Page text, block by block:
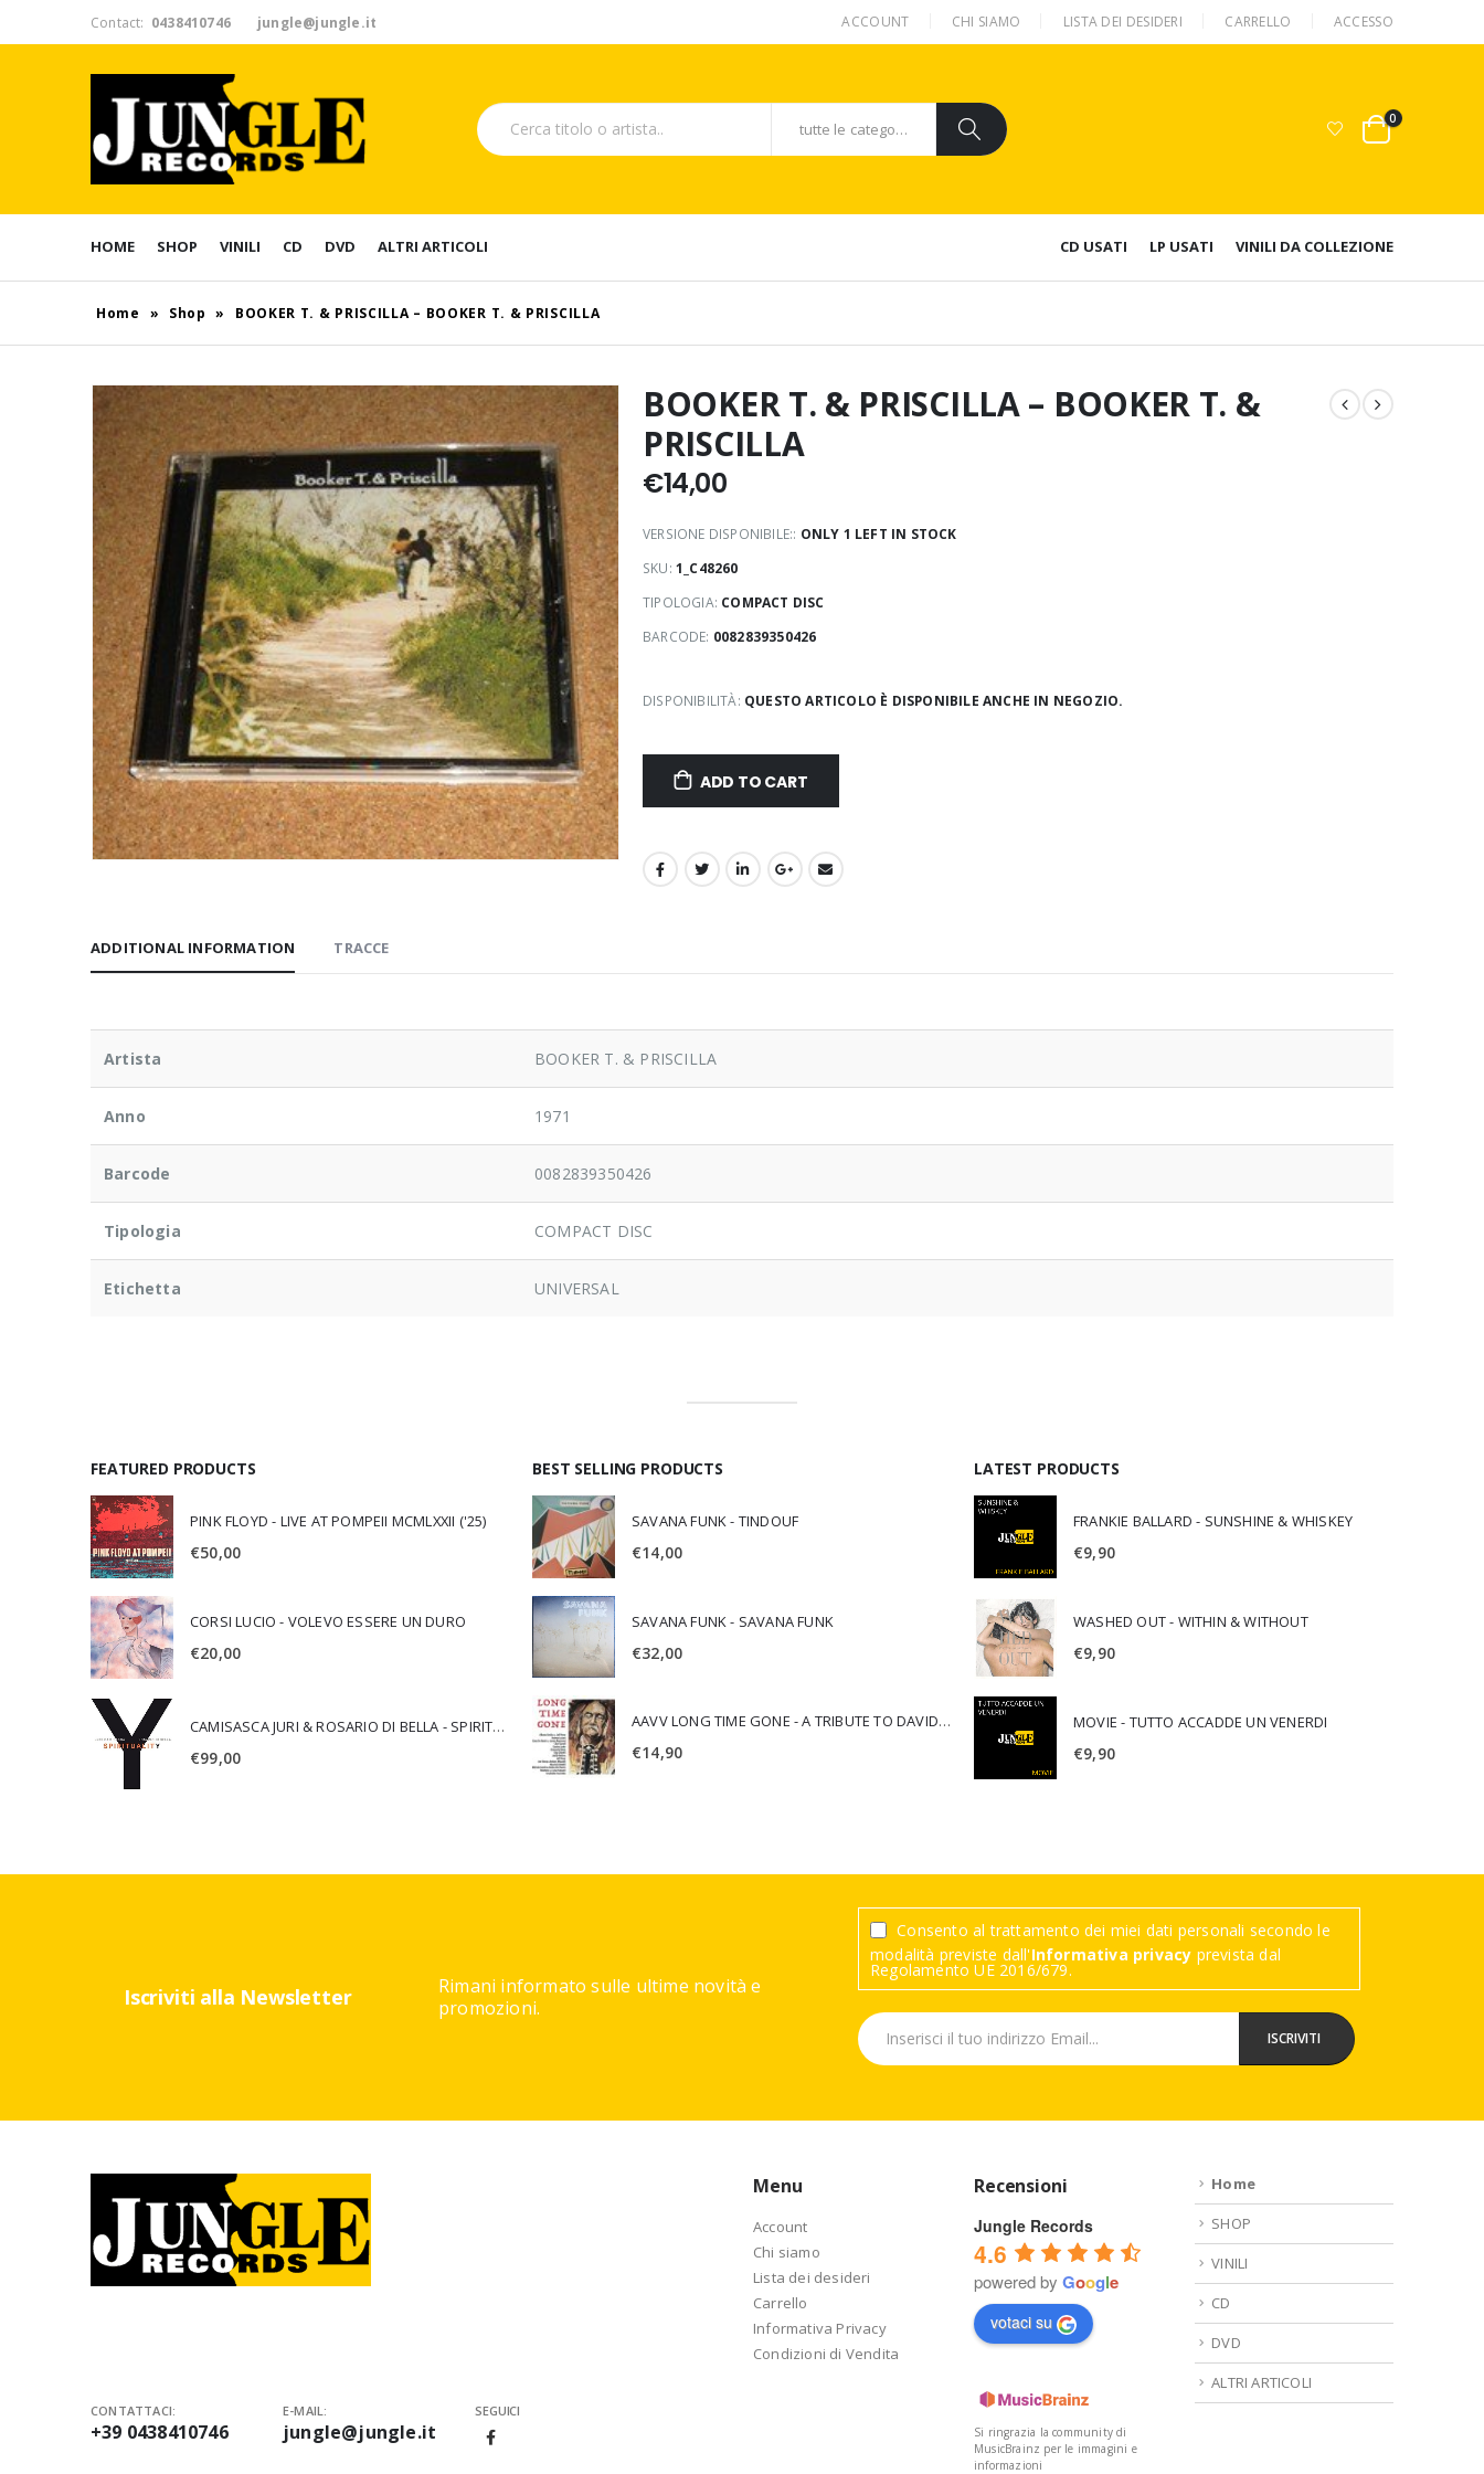
Contact: 0438410746 jungle@jungle.it ACCOUNT CHI SIAMO LISTA DEI DESIDERI CARRELLO ACCESSO
tutte le categorie
0
HOME SHOP VINILI CD DVD ALTRI ARTICOLI CD USATI LP USATI VINILI DA COLLEZIONE
Home » Shop » BOOKER T. & PRISCILLA – BOOKER T. & PRISCILLA
BOOKER T. & PRISCILLA – BOOKER T. &
PRISCILLA
€14,00
VERSIONE DISPONIBILE:: ONLY 1 LEFT IN STOCK
SKU: 1_C48260
TIPOLOGIA: COMPACT DISC
BARCODE: 0082839350426
DISPONIBILITÀ: QUESTO ARTICOLO È DISPONIBILE ANCHE IN NEGOZIO.
ADD TO CART
ADDITIONAL INFORMATION TRACCE
Artista BOOKER T. & PRISCILLA
Anno 1971
Barcode 0082839350426
Tipologia COMPACT DISC
Etichetta UNIVERSAL
FEATURED PRODUCTS
PINK FLOYD - LIVE AT POMPEII MCMLXXII ('25)
€50,00
CORSI LUCIO - VOLEVO ESSERE UN DURO
€20,00
CAMISASCA JURI & ROSARIO DI BELLA - SPIRITUALITY
€99,00
BEST SELLING PRODUCTS
SAVANA FUNK - TINDOUF
€14,00
SAVANA FUNK - SAVANA FUNK
€32,00
AAVV LONG TIME GONE - A TRIBUTE TO DAVID CROSBY
€14,90
LATEST PRODUCTS
FRANKIE BALLARD - SUNSHINE & WHISKEY
€9,90
WASHED OUT - WITHIN & WITHOUT
€9,90
MOVIE - TUTTO ACCADDE UN VENERDI
€9,90
Iscriviti alla Newsletter
Rimani informato sulle ultime novità e
promozioni.
Consento al trattamento dei miei dati personali secondo le
modalità previste dall'Informativa privacy prevista dal
Regolamento UE 2016/679.
CONTATTACI:
+39 0438410746
E-MAIL:
jungle@jungle.it
SEGUICI
Menu
Account
Chi siamo
Lista dei desideri
Carrello
Informativa Privacy
Condizioni di Vendita
Recensioni
Jungle Records
4.6
powered by Google
votaci su
Si ringrazia la community di
MusicBrainz per le immagini e
informazioni
Home
SHOP
VINILI
CD
DVD
ALTRI ARTICOLI